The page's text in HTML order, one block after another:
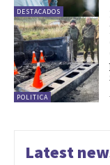
DESTACADOS
POLITICA
Latest